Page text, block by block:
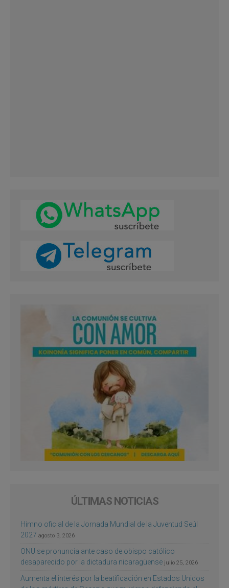
ÚLTIMAS NOTICIAS
Himno oficial de la Jornada Mundial de la Juventud Seúl
2027 agosto 3, 2026
ONU se pronuncia ante caso de obispo católico
desaparecido por la dictadura nicaragüense julio 25, 2026
Aumenta el interés por la beatificación en Estados Unidos